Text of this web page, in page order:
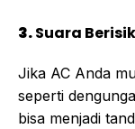
3.Suara
Jika AC Anda
seperti
bisa menjadi